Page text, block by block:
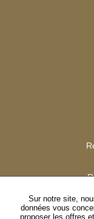
Sur notre site,
données vous
proposer les offres